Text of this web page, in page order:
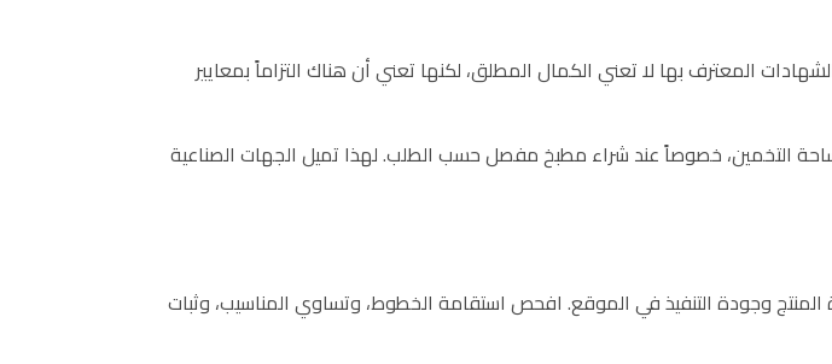
المعترف بها لا تعني الكمال المطلق، لكنها تعني أن هناك التزاماً بمعايير
التخمين، خصوصاً عند شراء مطبخ مفصل حسب الطلب. لهذا تميل الجهات الصناعية
وجودة التنفيذ في الموقع. افحص استقامة الخطوط، وتساوي المناسيب، وثبات